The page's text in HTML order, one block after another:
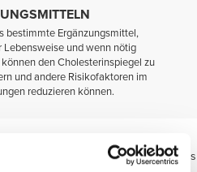
bestimmte Ergänzungsmittel,
und wenn nötig
den Cholesterinspiegel zu
und andere Risikofaktoren im
reduzieren können.
der Normalisierung des Blutflusses